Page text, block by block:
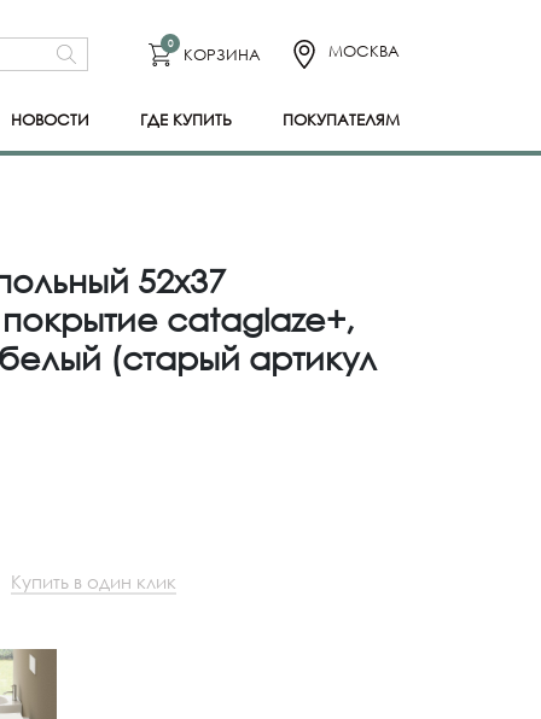
0
КОРЗИНА МОСКВА
НОВОСТИ ГДЕ КУПИТЬ ПОКУПАТЕЛЯМ
52х37
cataglaze+,
(старый артикул
Купить в один клик